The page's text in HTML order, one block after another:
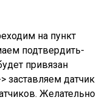
на пункт
подтвердить-
привязан
заставляем датчик
Желательно